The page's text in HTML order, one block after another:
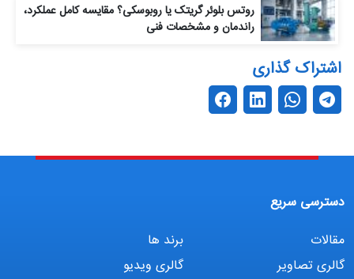
روتس بلوئر گریتک یا روبوسکی؟ مقایسه کامل عملکرد،
راندمان و مشخصات فنی
اشتراک گذاری
دسترسی سریع
مقالات
برند ها
گالری تصاویر
گالری ویدیو